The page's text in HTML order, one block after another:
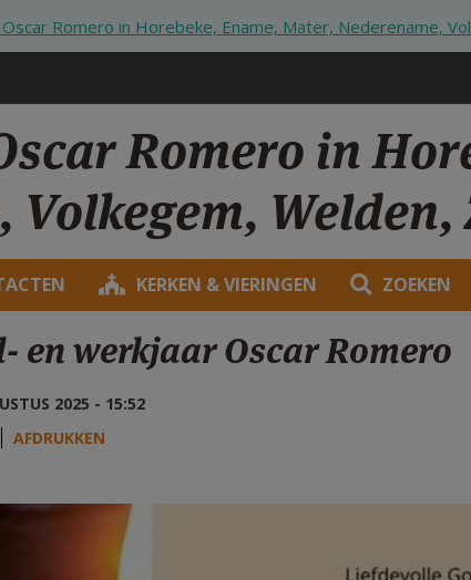
Oscar Romero in Horebeke, Ename, Mater, Nederename,
Romero in
Volkegem, Welden,
KERKEN & VIERINGEN ZOEKEN
en werkjaar Oscar Romero
2025 - 15:52
AFDRUKKEN